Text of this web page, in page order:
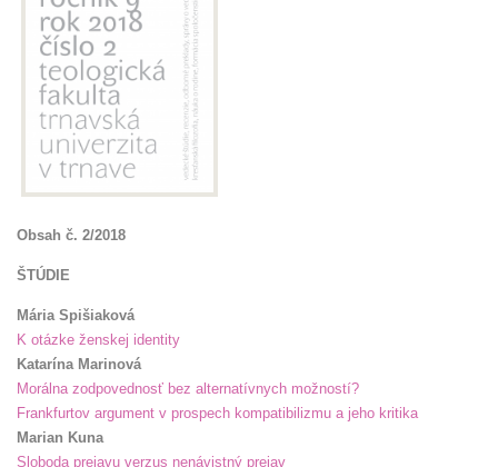
Obsah č. 2/2018
ŠTÚDIE
Mária Spišiaková
K otázke ženskej identity
Katarína Marinová
Morálna zodpovednosť bez alternatívnych možností?
Frankfurtov argument v prospech kompatibilizmu a jeho kritika
Marian Kuna
Sloboda prejavu verzus nenávistný prejav